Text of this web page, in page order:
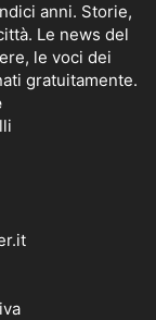
anni. Storie,
Le news del
le voci dei
gratuitamente.